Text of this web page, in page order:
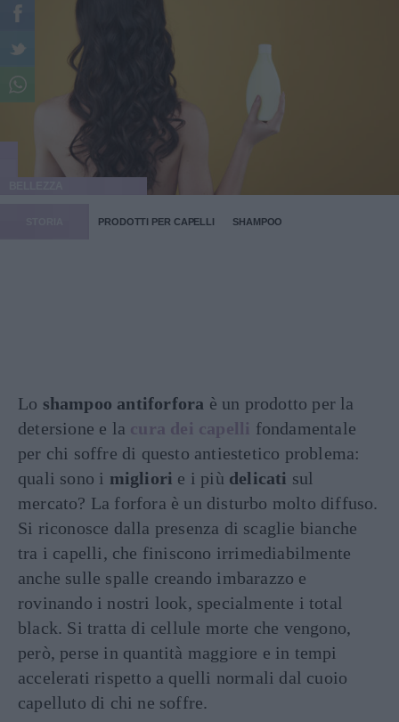
PRODOTTI PER CAPELLI SHAMPOO
Lo shampoo antiforfora è un prodotto per la
detersione e la cura dei capelli fondamentale
per chi soffre di questo antiestetico problema:
quali sono i migliori e i più delicati sul
mercato? La forfora è un disturbo molto diffuso.
Si riconosce dalla presenza di scaglie bianche
tra i capelli, che finiscono irrimediabilmente
anche sulle spalle creando imbarazzo e
rovinando i nostri look, specialmente i total
black. Si tratta di cellule morte che vengono,
però, perse in quantità maggiore e in tempi
accelerati rispetto a quelli normali dal cuoio
capelluto di chi ne soffre.